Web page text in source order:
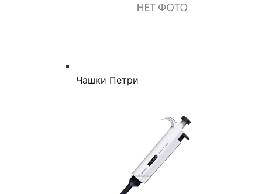
Чашки Петри